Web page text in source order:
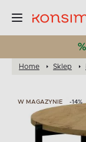
Home Sklep
W MAGAZYNIE -14%